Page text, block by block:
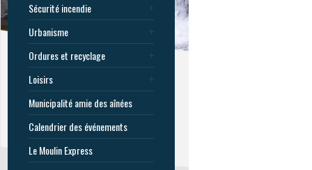
Sécurité incendie
Urbanisme
Ordures et recyclage
Loisirs
Municipalité amie des aînées
Calendrier des événements
Le Moulin Express